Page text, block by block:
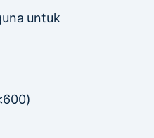
untuk